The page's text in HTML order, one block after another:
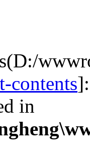
contents
in